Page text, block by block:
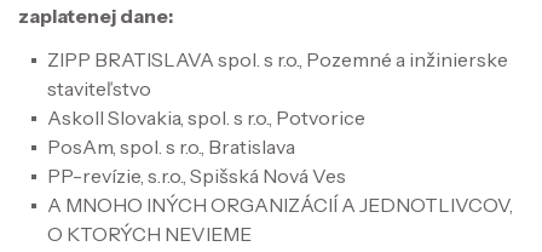
zaplatenej dane:
ZIPP BRATISLAVA spol. s r.o., Pozemné a inžinierske
staviteľstvo
Askoll Slovakia, spol. s r.o., Potvorice
PosAm, spol. s r.o., Bratislava
PP-revízie, s.r.o., Spišská Nová Ves
A MNOHO INÝCH ORGANIZÁCIÍ A JEDNOTLIVCOV,
O KTORÝCH NEVIEME